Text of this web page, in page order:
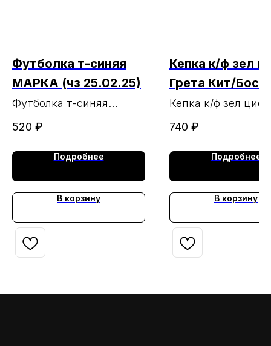
Футболка т-синяя
МАРКА (чз 25.02.25)
Футболка т-синяя
(хлопок 100%)
520 ₽
Подробнее
В корзину
Кепка к/ф зел
Грета Кит/
МАРКА (ЧЗ
26.02.2025г.)
Кепка к/ф зел
Грета МАРКА
740 ₽
Подробнее
В корзину